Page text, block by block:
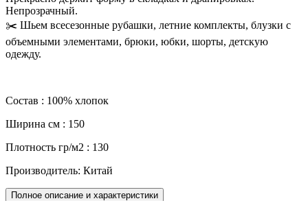
Непрозрачный.
✂️ Шьем всесезонные рубашки, летние комплекты, блузки с
объемными элементами, брюки, юбки, шорты, детскую
одежду.
Состав : 100% хлопок
Ширина см : 150
Плотность гр/м2 : 130
Производитель: Китай
Полное описание и характеристики